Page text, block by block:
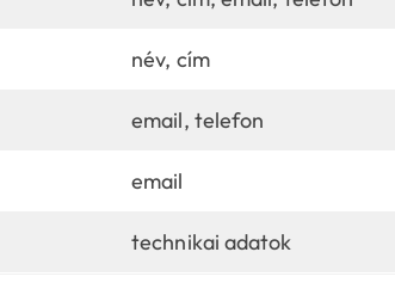
név, cím
email, telefon
email
technikai adatok